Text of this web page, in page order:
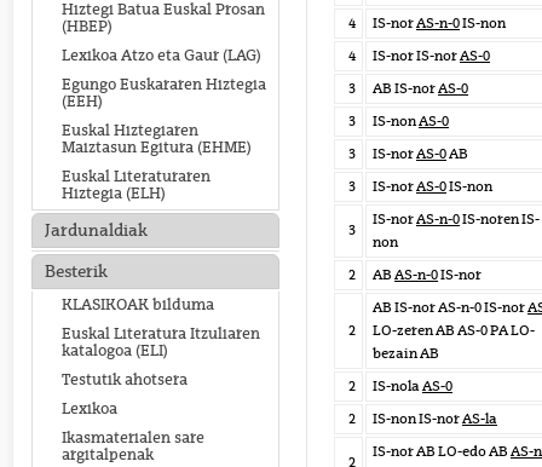
Hiztegi Batua Euskal Prosan
(HBEP)
Lexikoa Atzo eta Gaur (LAG)
Egungo Euskararen Hiztegia
(EEH)
Euskal Hiztegiaren
Maiztasun Egitura (EHME)
Euskal Literaturaren
Hiztegia (ELH)
Jardunaldiak
Besterik
KLASIKOAK bilduma
Euskal Literatura Itzuliaren
katalogoa (ELI)
Testutik ahotsera
Lexikoa
Ikasmaterialen sare
argitalpenak
4
IS-norAS-n-0IS-non
4
IS-nor IS-norAS-0
3
AB IS-norAS-0
3
IS-nonAS-0
3
IS-norAS-0AB
3
IS-norAS-0IS-non
3
IS-norAS-n-0IS-noren IS-
non
2
AB AS-n-0IS-nor
2
AB IS-nor AS-n-0 IS-nor
LO-zeren AB AS-0 PA LO-
bezain AB
2
IS-nolaAS-0
2
IS-non IS-norAS-la
2
IS-nor AB LO-edo AB AS-n